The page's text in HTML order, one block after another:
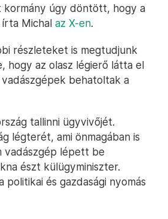
kormány úgy döntött, hogy a
Michal az X-en.
részleteket is megtudjunk
hogy az olasz légierő látta el
behatoltak a
tallinni ügyvivőjét.
légterét, ami önmagában is
vadászgép lépett be
észt külügyminiszter.
politikai és gazdasági nyomás